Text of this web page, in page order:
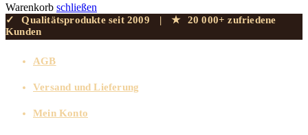
Warenkorb schließen
✓ Qualitätsprodukte seit 2009 | ★
20 000+ zufriedene
Kunden
AGB
Versand und Lieferung
Mein Konto